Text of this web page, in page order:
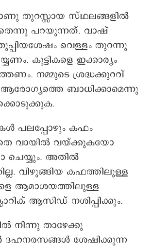
തുറസ്സായ സ്‌ഥലങ്ങളിൽ
പറയുന്നത്. വാഷ്
വെള്ളം തുറന്നു
കുട്ടികളെ ഇക്കാര്യം
നമ്മുടെ ശ്രദ്ധക്കുറവ്
ആരോഗ്യത്തെ ബാധിക്കാമെന്നു
പലപ്പോഴും കഫം
വായിൽ വയ്ക്കുകയോ
ചെയ്യും. അതിൽ
വിഴുങ്ങിയ കഫത്തിലുള്ള
ആമാശയത്തിലുള്ള
ആസിഡ് നശിപ്പിക്കും.
നിന്നു താഴേക്കു
ശേഷിക്കുന്ന